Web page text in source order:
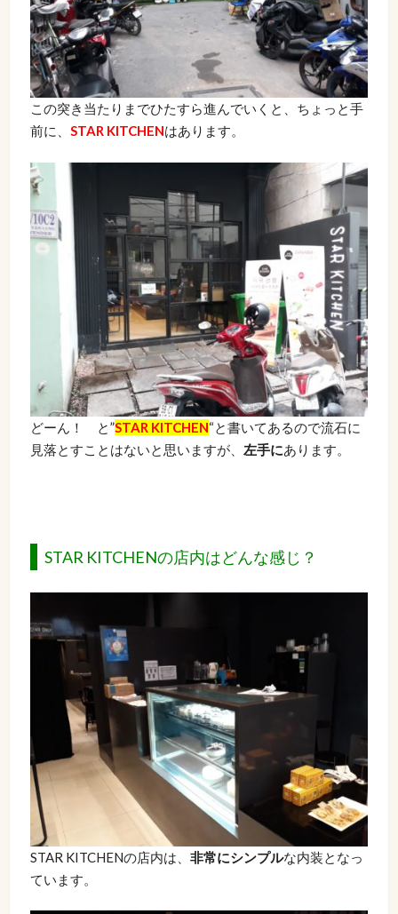
この突き当たりまでひたすら進んでいくと、ちょっと手
前に、 STAR KITCHENはあります。
どーん！ と”STAR KITCHEN“と書いてあるので流石に
見落とすことはないと思いますが、 左手にあります。
STAR KITCHENの店内はどんな感じ？
STAR KITCHENの店内は、 非常にシンプルな内装となっ
ています。